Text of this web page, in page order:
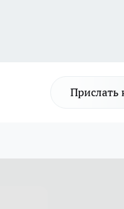
Прислать